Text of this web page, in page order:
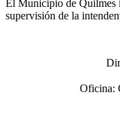
El Municipio de Quilmes
supervisión de la
Oficina: